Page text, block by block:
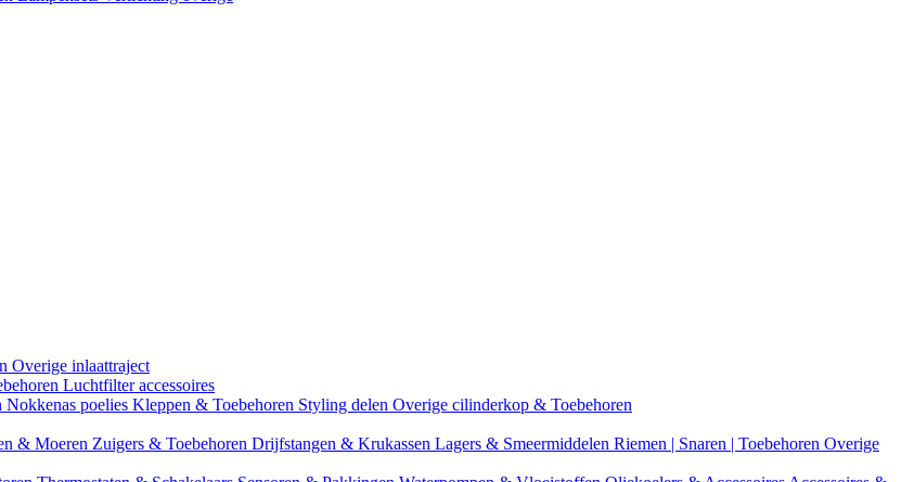
Overige inlaattraject
Luchtfilter accessoires
Nokkenas poelies Kleppen & Toebehoren Styling delen Overige cilinderkop & Toebehoren
& Moeren Zuigers & Toebehoren Drijfstangen & Krukassen Lagers & Smeermiddelen Riemen | Snaren | Toebehoren Overige